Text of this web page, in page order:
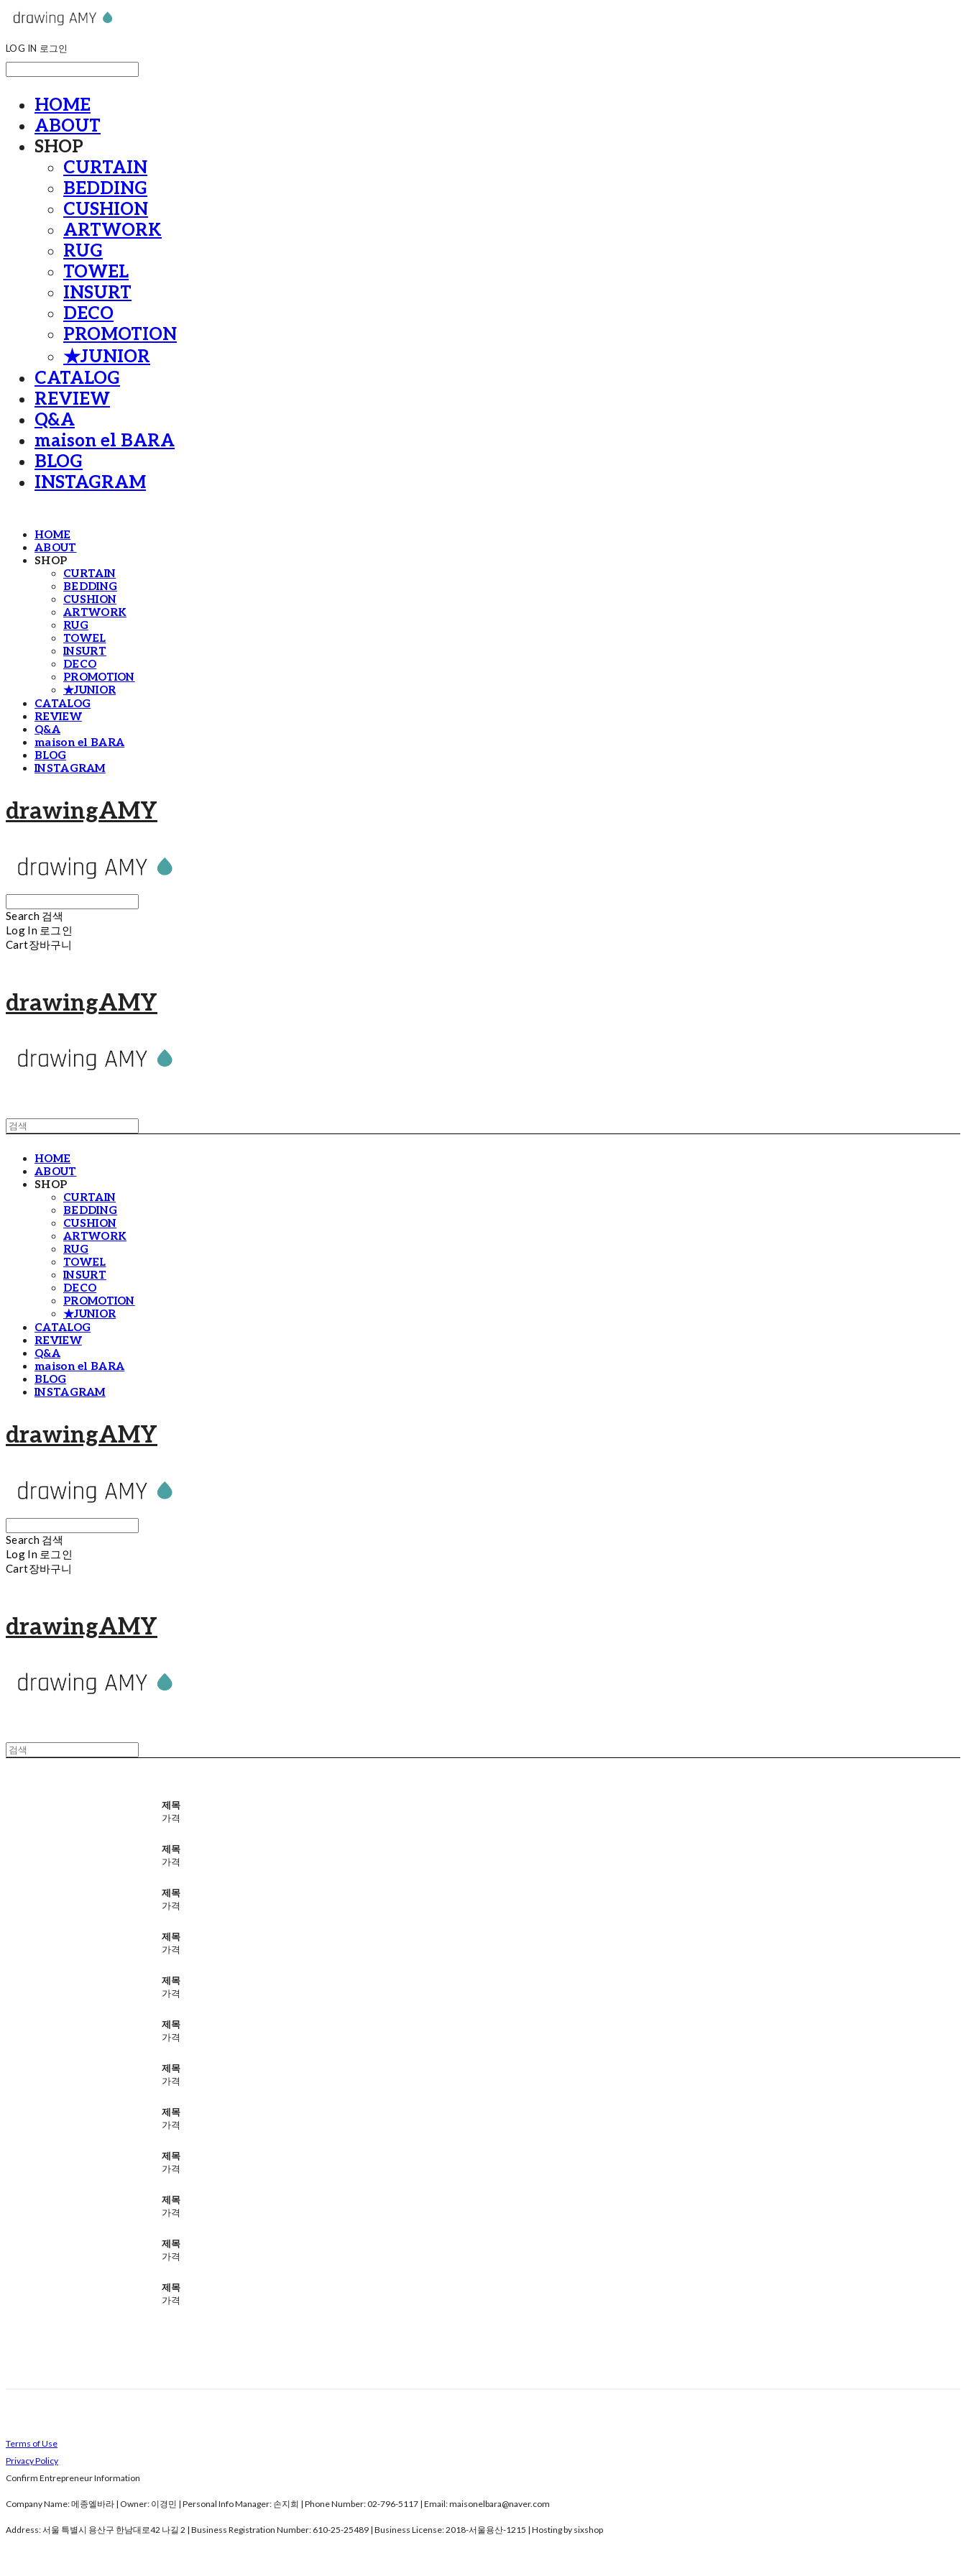
LOG IN 로그인
HOME
ABOUT
SHOP
CURTAIN
BEDDING
CUSHION
ARTWORK
RUG
TOWEL
INSURT
DECO
PROMOTION
★JUNIOR
CATALOG
REVIEW
Q&A
maison el BARA
BLOG
INSTAGRAM
HOME
ABOUT
SHOP
CURTAIN
BEDDING
CUSHION
ARTWORK
RUG
TOWEL
INSURT
DECO
PROMOTION
★JUNIOR
CATALOG
REVIEW
Q&A
maison el BARA
BLOG
INSTAGRAM
drawingAMY
Search 검색
Log In 로그인
Cart장바구니
drawingAMY
HOME
ABOUT
SHOP
CURTAIN
BEDDING
CUSHION
ARTWORK
RUG
TOWEL
INSURT
DECO
PROMOTION
★JUNIOR
CATALOG
REVIEW
Q&A
maison el BARA
BLOG
INSTAGRAM
drawingAMY
Search 검색
Log In 로그인
Cart장바구니
drawingAMY
제목
가격
제목
가격
제목
가격
제목
가격
제목
가격
제목
가격
제목
가격
제목
가격
제목
가격
제목
가격
제목
가격
제목
가격
Terms of Use
Privacy Policy
Confirm Entrepreneur Information
Company Name: 메종엘바라 | Owner: 이경민 | Personal Info Manager: 손지희 | Phone Number: 02-796-5117 | Email: maisonelbara@naver.com
Address: 서울 특별시 용산구 한남대로42 나길 2 | Business Registration Number: 610-25-25489 | Business License:2018-서울용산-1215 | Hosting by sixshop